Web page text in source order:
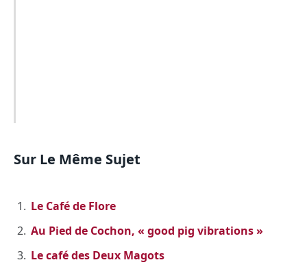
Sur Le Même Sujet
Le Café de Flore
Au Pied de Cochon, « good pig vibrations »
Le café des Deux Magots